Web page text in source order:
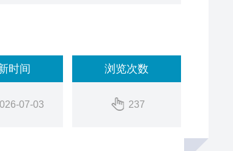
时间
07-03
浏览次数
237